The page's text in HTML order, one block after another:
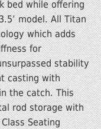
bed while offering
model. All Titan
which adds
for
stability
casting with
the catch. This
rod storage with
Seating